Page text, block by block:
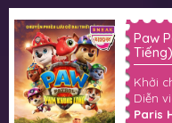
Paw
Tiếng)
Khởi
Diễn
Paris